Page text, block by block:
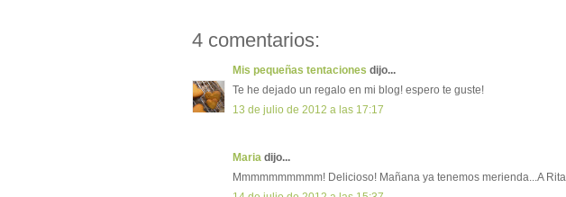
4 comentarios:
Mis pequeñas tentaciones dijo...
Te he dejado un regalo en mi blog! espero te guste!
13 de julio de 2012 a las 17:17
Maria dijo...
Mmmmmmmmmm! Delicioso! Mañana ya tenemos merienda...A